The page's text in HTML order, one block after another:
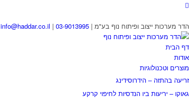
הדר מערכות ייצוב ופיתוח נוף בע"מ | 03-9013995
|
info@haddar.co.il
דף הבית
אודות
מוצרים וטכנולוגיות
זריעה בהתזה – הידרוסידינג
גאוקו – יריעות ביו הנדסיות לחיפוי קרקע